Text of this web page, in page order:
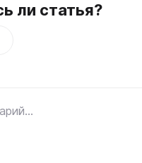
ли статья?